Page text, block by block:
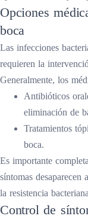
Opciones
boca
Las infecciones
requieren la
Generalmente, los
Antibióticos
eliminación de
Tratamientos
boca.
Es importante
síntomas
la resistencia
Control de